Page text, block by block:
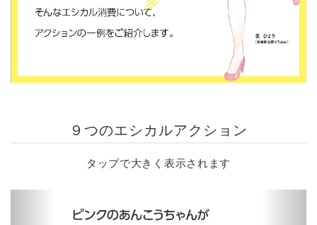
９つのエシカルアクション
タップで大きく表示されます